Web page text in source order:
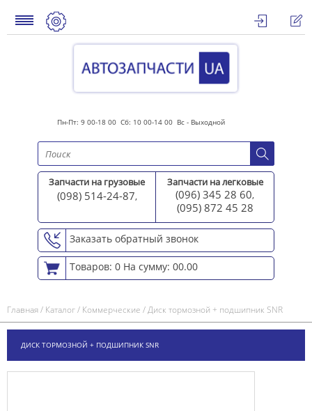
Пн-Пт: 9 00-18 00 Сб: 10 00-14 00 Вс - Выходной
Запчасти на грузовые
(098) 514-24-87,
Запчасти на легковые
(096) 345 28 60,
(095) 872 45 28
Заказать обратный звонок
Товаров: 0 На сумму: 00.00
Главная/ Каталог/ Коммерческие /Диск тормозной + подшипник SNR
ДИСК ТОРМОЗНОЙ + ПОДШИПНИК SNR